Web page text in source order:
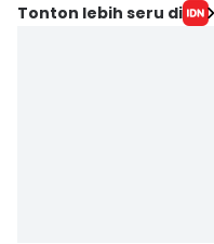
Tonton lebih seru di